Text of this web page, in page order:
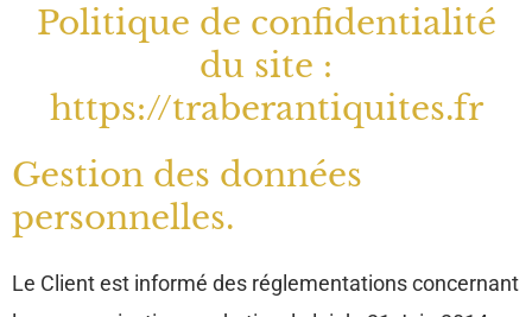
Politique de confidentialité
du site :
https://traberantiquites.fr
Gestion des données
personnelles.
Le Client est informé des réglementations concernant